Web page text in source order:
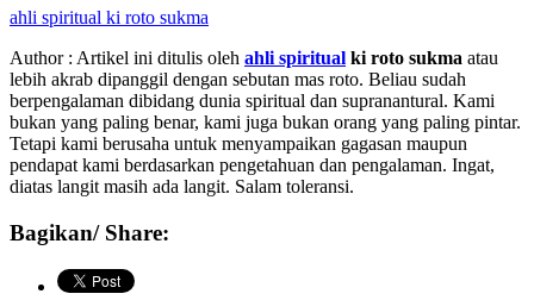
ahli spiritual ki roto sukma
Author : Artikel ini ditulis oleh ahli spiritual ki roto sukma atau
lebih akrab dipanggil dengan sebutan mas roto. Beliau sudah
berpengalaman dibidang dunia spiritual dan supranantural. Kami
bukan yang paling benar, kami juga bukan orang yang paling pintar.
Tetapi kami berusaha untuk menyampaikan gagasan maupun
pendapat kami berdasarkan pengetahuan dan pengalaman. Ingat,
diatas langit masih ada langit. Salam toleransi.
Bagikan/ Share: